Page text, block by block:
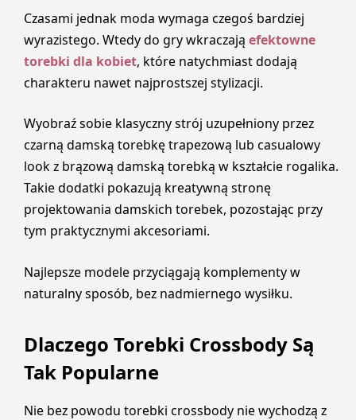
Czasami jednak moda wymaga czegoś bardziej
wyrazistego. Wtedy do gry wkraczają efektowne
torebki dla kobiet, które natychmiast dodają
charakteru nawet najprostszej stylizacji.
Wyobraź sobie klasyczny strój uzupełniony przez
czarną damską torebkę trapezową lub casualowy
look z brązową damską torebką w kształcie rogalika.
Takie dodatki pokazują kreatywną stronę
projektowania damskich torebek, pozostając przy
tym praktycznymi akcesoriami.
Najlepsze modele przyciągają komplementy w
naturalny sposób, bez nadmiernego wysiłku.
Dlaczego Torebki Crossbody Są
Tak Popularne
Nie bez powodu torebki crossbody nie wychodzą z